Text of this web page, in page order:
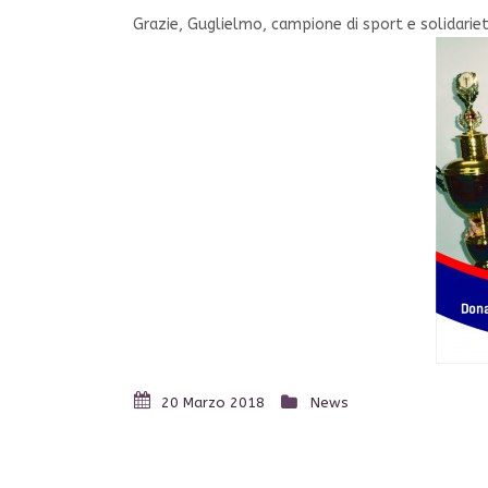
Grazie, Guglielmo, campione di sport e
20 Marzo 2018 News